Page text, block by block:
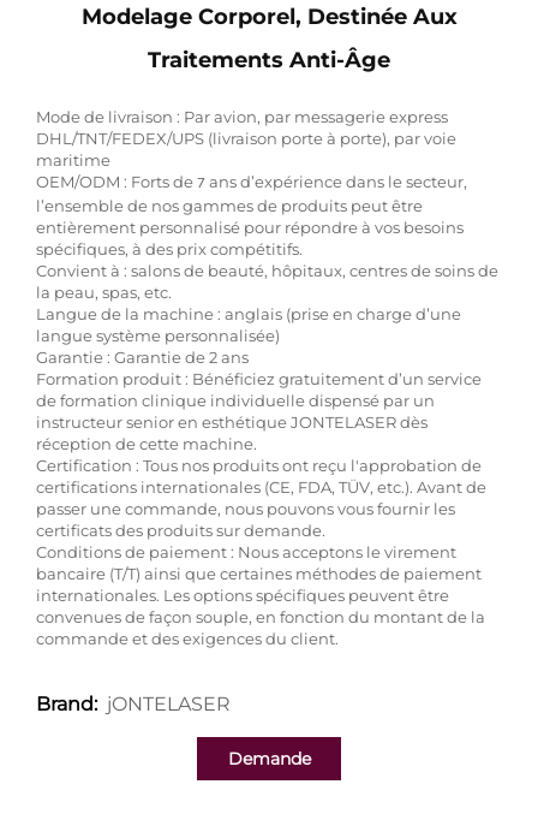
Modelage Corporel, Destinée Aux
Traitements Anti-Âge
Mode de livraison : Par avion, par messagerie express
DHL/TNT/FEDEX/UPS (livraison porte à porte), par voie
maritime
OEM/ODM : Forts de 7 ans d’expérience dans le secteur,
l’ensemble de nos gammes de produits peut être
entièrement personnalisé pour répondre à vos besoins
spécifiques, à des prix compétitifs.
Convient à : salons de beauté, hôpitaux, centres de soins de
la peau, spas, etc.
Langue de la machine : anglais (prise en charge d’une
langue système personnalisée)
Garantie : Garantie de 2 ans
Formation produit : Bénéficiez gratuitement d’un service
de formation clinique individuelle dispensé par un
instructeur senior en esthétique JONTELASER dès
réception de cette machine.
Certification : Tous nos produits ont reçu l'approbation de
certifications internationales (CE, FDA, TÜV, etc.). Avant de
passer une commande, nous pouvons vous fournir les
certificats des produits sur demande.
Conditions de paiement : Nous acceptons le virement
bancaire (T/T) ainsi que certaines méthodes de paiement
internationales. Les options spécifiques peuvent être
convenues de façon souple, en fonction du montant de la
commande et des exigences du client.
Brand: jONTELASER
Demande